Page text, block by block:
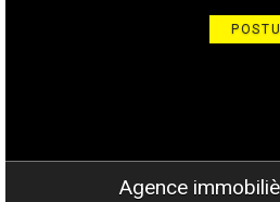
Agence